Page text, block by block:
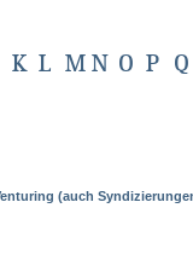
K L M N O P Q
(auch